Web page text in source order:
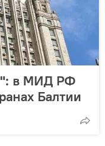
в МИД РФ
Балтии